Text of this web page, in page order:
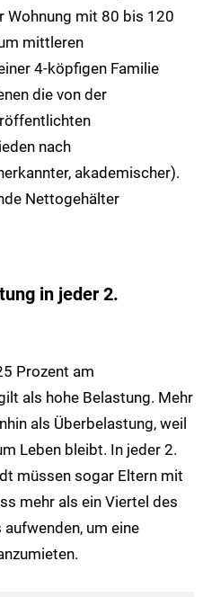
Wohnung mit 80 bis 120
mittleren
4-köpfigen Familie
die von der
nach
akademischer).
Nettogehälter
in jeder 2.
Prozent am
als hohe Belastung. Mehr
als Überbelastung, weil
Leben bleibt. In jeder 2.
müssen sogar Eltern mit
mehr als ein Viertel des
um eine